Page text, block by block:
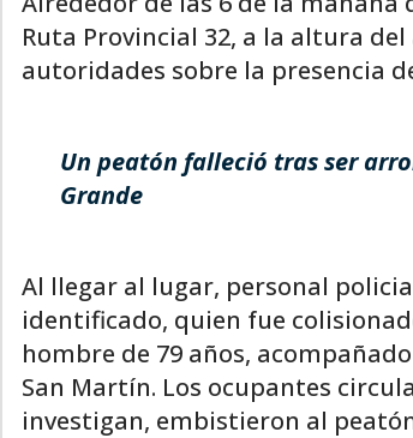
Ruta Provincial 32, a la altura
autoridades sobre la presencia
Un peatón falleció tras ser
Grande
Al llegar al lugar, personal
identificado, quien fue
hombre de 79 años,
San Martín. Los ocupantes
investigan, embistieron al